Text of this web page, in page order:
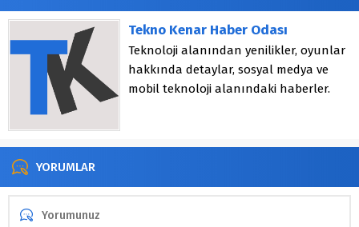
Tekno Kenar Haber Odası
Teknoloji alanından yenilikler, oyunlar
hakkında detaylar, sosyal medya ve
mobil teknoloji alanındaki haberler.
YORUMLAR